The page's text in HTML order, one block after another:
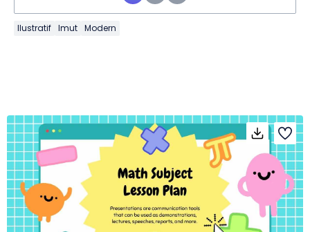
Ilustratif Imut Modern